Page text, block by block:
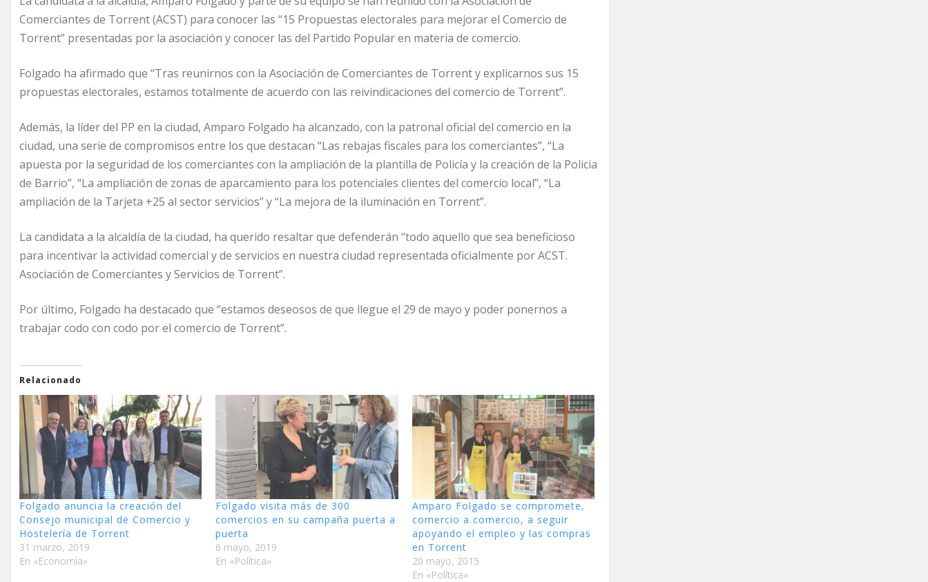
Comerciantes de Torrent (ACST) para conocer las “15 Propuestas electorales para mejorar el Comercio de
Torrent” presentadas por la asociación y conocer las del Partido Popular en materia de comercio.
Folgado ha afirmado que “Tras reunirnos con la Asociación de Comerciantes de Torrent y explicarnos sus 15
propuestas electorales, estamos totalmente de acuerdo con las reivindicaciones del comercio de Torrent”.
Además, la líder del PP en la ciudad, Amparo Folgado ha alcanzado, con la patronal oficial del comercio en la
ciudad, una serie de compromisos entre los que destacan “Las rebajas fiscales para los comerciantes”, “La
apuesta por la seguridad de los comerciantes con la ampliación de la plantilla de Policía y la creación de la Policia
de Barrio”, “La ampliación de zonas de aparcamiento para los potenciales clientes del comercio local”, “La
ampliación de la Tarjeta +25 al sector servicios” y “La mejora de la iluminación en Torrent”.
La candidata a la alcaldía de la ciudad, ha querido resaltar que defenderán “todo aquello que sea beneficioso
para incentivar la actividad comercial y de servicios en nuestra ciudad representada oficialmente por ACST.
Asociación de Comerciantes y Servicios de Torrent”.
Por último, Folgado ha destacado que “estamos deseosos de que llegue el 29 de mayo y poder ponernos a
trabajar codo con codo por el comercio de Torrent”.
Relacionado
Folgado anuncia la creación del
Consejo municipal de Comercio y
Hostelería de Torrent
31 marzo, 2019
En «Economía»
Folgado visita más de 300
comercios en su campaña puerta a
puerta
6 mayo, 2019
En «Política»
Amparo Folgado se compromete,
comercio a comercio, a seguir
apoyando el empleo y las compras
en Torrent
20 mayo, 2015
En «Política»